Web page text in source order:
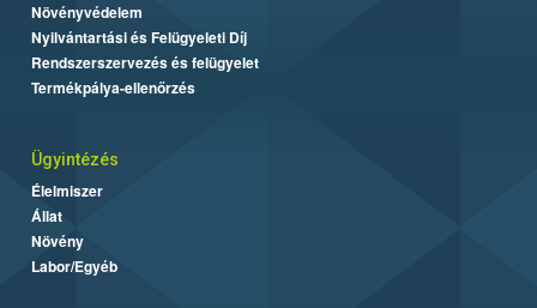
Növényvédelem
Nyilvántartási és Felügyeleti Díj
Rendszerszervezés és felügyelet
Termékpálya-ellenőrzés
Ügyintézés
Élelmiszer
Állat
Növény
Labor/Egyéb